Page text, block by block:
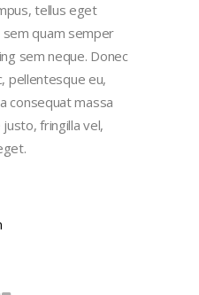
tellus eget
sem quam semper
sem neque. Donec
pellentesque eu,
consequat massa
fringilla vel,